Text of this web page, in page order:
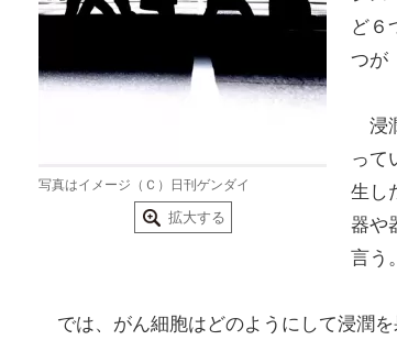
写真はイメージ（Ｃ）日刊ゲンダイ
拡大する
ど６
つが
浸
って
生し
器や
言う。
では、がん細胞はどのようにして浸潤